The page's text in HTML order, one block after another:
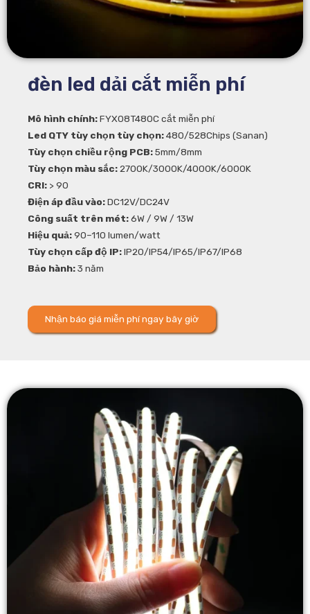
đèn led dải cắt miễn phí
Mô hình chính:FYX08T480C cắt miễn phí
Led QTY tùy chọn tùy chọn:480/528Chips (Sanan)
Tùy chọn chiều rộng PCB:5mm/8mm
Tùy chọn màu sắc:2700K/3000K/4000K/6000K
CRI: > 90
Điện áp đầu vào:DC12V/DC24V
Công suất trên mét:6W / 9W / 13W
Hiệu quả:90–110 lumen/watt
Tùy chọn cấp độ IP:IP20/IP54/IP65/IP67/IP68
Bảo hành:3 năm
Nhận báo giá miễn phí ngay bây giờ